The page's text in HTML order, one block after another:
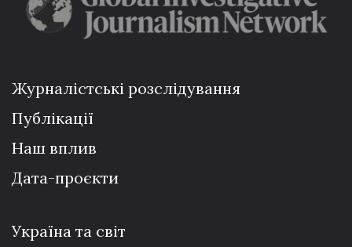
Журналістські розслідування
Публікації
Наш вплив
Дата-проєкти
Україна та світ